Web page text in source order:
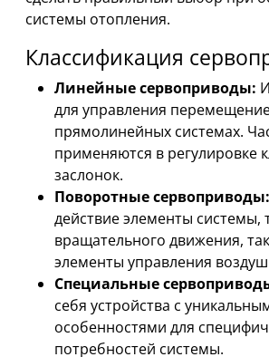
системы отопления.
Классификация
Линейные сервоприводы:
для управления
прямолинейных системах.
применяются в регулировке
заслонок.
Поворотные сервоприводы:
действие элементы
вращательного движения,
элементы управления
Специальные
себя устройства с
особенностями для
потребностей системы.